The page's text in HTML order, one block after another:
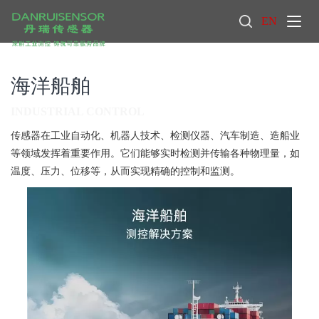
EN
海洋船舶
传感器在工业自动化、机器人技术、检测仪器、汽车制造、造船业
等领域发挥着重要作用。它们能够实时检测并传输各种物理量，如
温度、压力、位移等，从而实现精确的控制和监测。